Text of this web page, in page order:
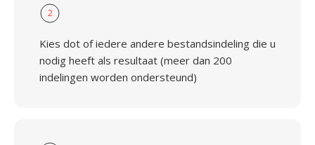
2
Kies dot of iedere andere bestandsindeling die u
nodig heeft als resultaat (meer dan 200
indelingen worden ondersteund)